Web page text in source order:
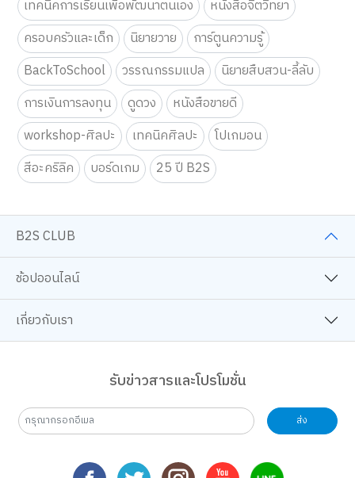
เทคนิคการเรียนเพื่อพัฒนาตนเอง
หนังสือจิตวิทยา
ครอบครัวและเด็ก
นิยายวาย
การ์ตูนความรู้
BackToSchool
วรรณกรรมแปล
นิยายสืบสวน-ลี้ลับ
การเงินการลงทุน
ดูดวง
หนังสือขายดี
workshop-ศิลปะ
เทคนิคศิลปะ
โปเกมอน
สีอะคริลิค
บอร์ดเกม 25 ปี B2S
B2S CLUB
ช้อปออนไลน์
เกี่ยวกับเรา
รับข่าวสารและโปรโมชั่น
ส่ง